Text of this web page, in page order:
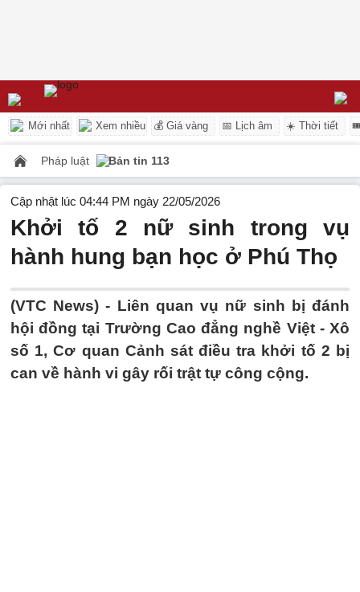
Mới nhất Xem nhiều 💰 Giá vàng 📅 Lịch âm ☀️ Thời tiết
Pháp luật Bản tin 113
Cập nhật lúc 04:44 PM ngày 22/05/2026
Khởi tố 2 nữ sinh trong vụ
hành hung bạn học ở Phú Thọ
(VTC News) - Liên quan vụ nữ sinh bị đánh
hội đồng tại Trường Cao đẳng nghề Việt - Xô
số 1, Cơ quan Cảnh sát điều tra khởi tố 2 bị
can về hành vi gây rối trật tự công cộng.